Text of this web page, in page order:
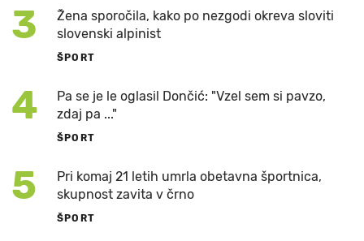
3
Žena sporočila, kako po nezgodi okreva sloviti
slovenski alpinist
ŠPORT
4
Pa se je le oglasil Dončić: "Vzel sem si pavzo,
zdaj pa ..."
ŠPORT
5
Pri komaj 21 letih umrla obetavna športnica,
skupnost zavita v črno
ŠPORT